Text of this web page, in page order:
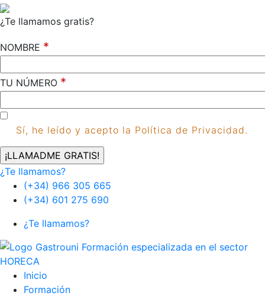
¿Te llamamos gratis?
NOMBRE *
TU NÚMERO *
Sí, he leído y acepto la Política de Privacidad.
¿Te llamamos?
(+34) 966 305 665
(+34) 601 275 690
¿Te llamamos?
Inicio
Formación